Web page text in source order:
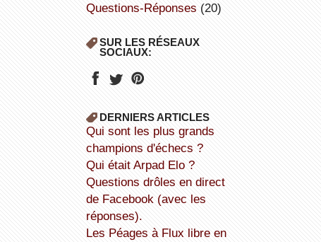
Questions-Réponses (20)
SUR LES RÉSEAUX
SOCIAUX:
DERNIERS ARTICLES
Qui sont les plus grands
champions d'échecs ?
Qui était Arpad Elo ?
Questions drôles en direct
de Facebook (avec les
réponses).
Les Péages à Flux libre en